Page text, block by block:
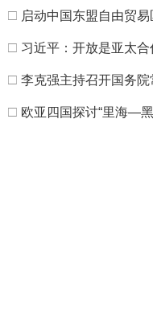
□ 启动中国东盟自由贸
□ 习近平：开放是亚太
□ 李克强主持召开国务院
□ 欧亚四国探讨“里海—